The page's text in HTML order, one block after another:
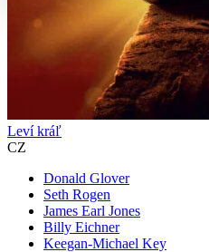
Leví kráľ
CZ
Donald Glover
Seth Rogen
James Earl Jones
Billy Eichner
Keegan-Michael Key